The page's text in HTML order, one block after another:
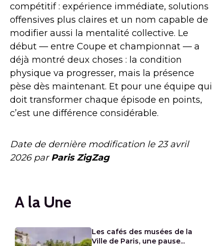
compétitif : expérience immédiate, solutions
offensives plus claires et un nom capable de
modifier aussi la mentalité collective. Le
début — entre Coupe et championnat — a
déjà montré deux choses : la condition
physique va progresser, mais la présence
pèse dès maintenant. Et pour une équipe qui
doit transformer chaque épisode en points,
c’est une différence considérable.
Date de dernière modification le23 avril
2026parParis ZigZag
A la Une
Les cafés des musées de la
Ville de Paris, une pause...